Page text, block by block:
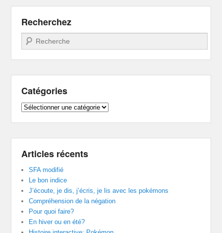
Recherchez
Recherche
Catégories
Catégories
Articles récents
SFA modifié
Le bon indice
J’écoute, je dis, j’écris, je lis avec les pokémons
Compréhension de la négation
Pour quoi faire?
En hiver ou en été?